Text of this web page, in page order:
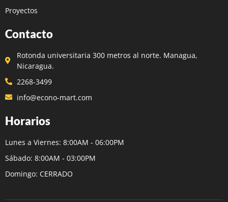
Proyectos
Contacto
Rotonda universitaria 300 metros al norte. Managua,
Nicaragua.
2268-3499
info@econo-mart.com
Horarios
Lunes a Viernes: 8:00AM - 06:00PM
Sábado: 8:00AM - 03:00PM
Domingo: CERRADO